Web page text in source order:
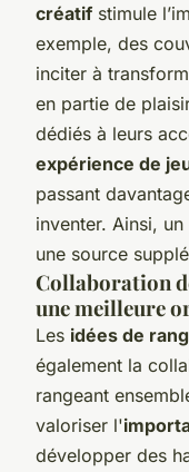
créatif stimule
exemple, des
inciter à
en partie de
dédiés à leurs
expérience de
passant
inventer. Ainsi,
une source
Collaboration
une meilleure
Les idées de
également la
rangeant
valoriser l'
développer des